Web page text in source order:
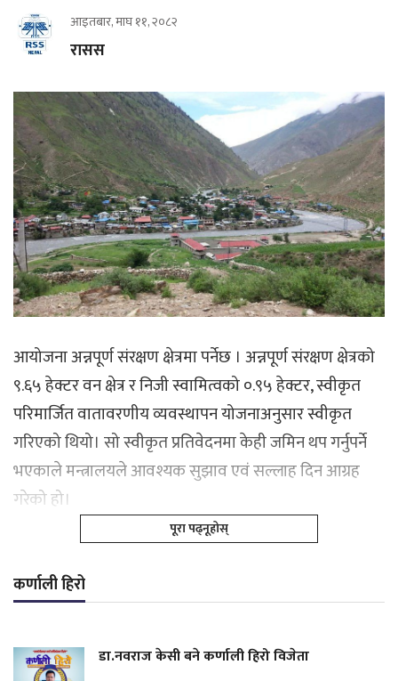
आइतबार, माघ ११, २०८२
रासस
आयोजना अन्नपूर्ण संरक्षण क्षेत्रमा पर्नेछ । अन्नपूर्ण संरक्षण क्षेत्रको
९.६५ हेक्टर वन क्षेत्र र निजी स्वामित्वको ०.९५ हेक्टर, स्वीकृत
परिमार्जित वातावरणीय व्यवस्थापन योजनाअनुसार स्वीकृत
गरिएको थियो। सो स्वीकृत प्रतिवेदनमा केही जमिन थप गर्नुपर्ने
भएकाले मन्त्रालयले आवश्यक सुझाव एवं सल्लाह दिन आग्रह
गरेको हो।
पूरा पढ्नूहोस्
कर्णाली हिरो
डा.नवराज केसी बने कर्णाली हिरो विजेता